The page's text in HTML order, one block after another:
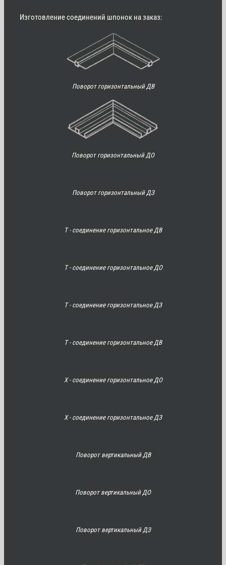
Изготовление соединений шпонок на заказ:
Поворот горизонтальный ДВ
Поворот горизонтальный ДО
Поворот горизонтальный ДЗ
Т - соединение горизонтальное ДВ
Т - соединение горизонтальное ДО
Т - соединение горизонтальное ДЗ
Т - соединение горизонтальное ДВ
Х - соединение горизонтальное ДО
Х - соединение горизонтальное ДЗ
Поворот вертикальный ДВ
Поворот вертикальный ДО
Поворот вертикальный ДЗ